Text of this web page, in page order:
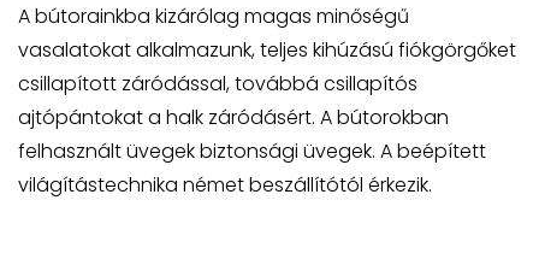
A bútorainkba kizárólag magas minőségű
vasalatokat alkalmazunk, teljes kihúzású fiókgörgőket
csillapított záródással, továbbá csillapítós
ajtópántokat a halk záródásért. A bútorokban
felhasznált üvegek biztonsági üvegek. A beépített
világítástechnika német beszállítótól érkezik.